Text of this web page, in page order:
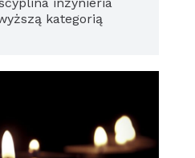
kategorią